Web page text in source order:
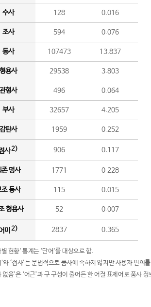
수사 128 0.016
조사 594 0.076
동사 107473 13.837
용사 29538 3.803
형사 496 0.064
부사 32657 4.205
탄사 1959 0.252
사2) 906 0.117
존 명사 1771 0.228
조 동사 115 0.015
형용사 52 0.007
미 2) 2837 0.365
현황' 통계는 '단어'를 대상으로 함.
와 ‘접사’는 문법적으로 품사에 속하지 않지만 사용자 편의
없음’은 ‘어근’과 구 구성이 줄어든 한 어절 표제어로 품사